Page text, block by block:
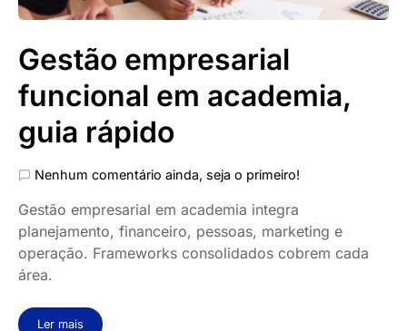
Gestão empresarial
funcional em academia,
guia rápido
Nenhum comentário ainda, seja o primeiro!
Gestão empresarial em academia integra
planejamento, financeiro, pessoas, marketing e
operação. Frameworks consolidados cobrem cada
área.
Ler mais